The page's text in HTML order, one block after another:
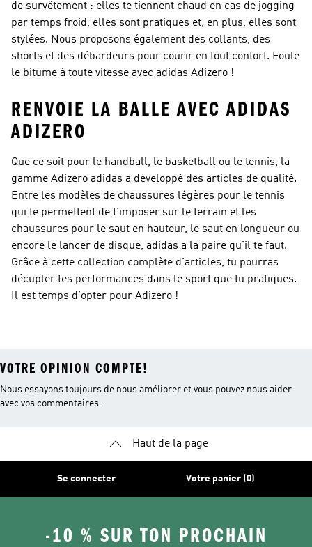
de survêtement : elles te tiennent chaud en cas de jogging
par temps froid, elles sont pratiques et, en plus, elles sont
stylées. Nous proposons également des collants, des
shorts et des débardeurs pour courir en tout confort. Foule
le bitume à toute vitesse avec adidas Adizero !
RENVOIE LA BALLE AVEC ADIDAS
ADIZERO
Que ce soit pour le handball, le basketball ou le tennis, la
gamme Adizero adidas a développé des articles de qualité.
Entre les modèles de chaussures légères pour le tennis
qui te permettent de t’imposer sur le terrain et les
chaussures pour le saut en hauteur, le saut en longueur ou
encore le lancer de disque, adidas a la paire qu’il te faut.
Grâce à cette collection complète d’articles, tu pourras
décupler tes performances dans le sport que tu pratiques.
Il est temps d’opter pour Adizero !
VOTRE OPINION COMPTE!
Nous essayons toujours de nous améliorer et vous pouvez nous aider
avec vos commentaires.
Haut de la page
Se connecter Votre panier (0)
-10 % SUR TON PROCHAIN